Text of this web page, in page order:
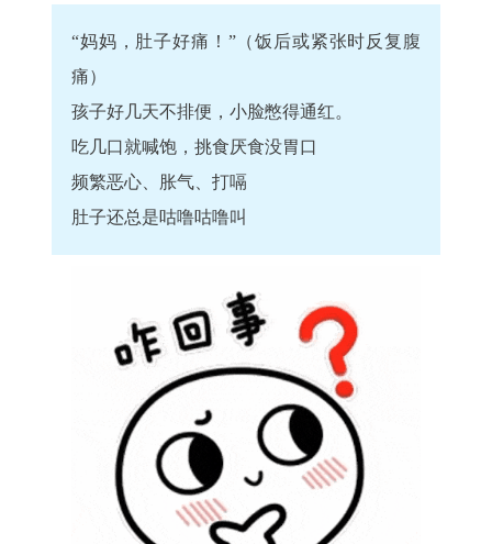
“妈妈，肚子好痛！”（饭后或紧张时反复腹
痛）
孩子好几天不排便，小脸憋得通红。
吃几口就喊饱，挑食厌食没胃口
频繁恶心、胀气、打嗝
肚子还总是咕噜咕噜叫